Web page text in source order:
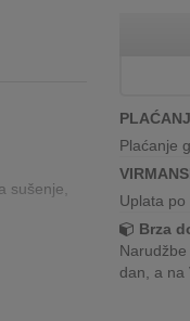
sušenje,
Plaćanje
Uplata
Brza
dan, a na